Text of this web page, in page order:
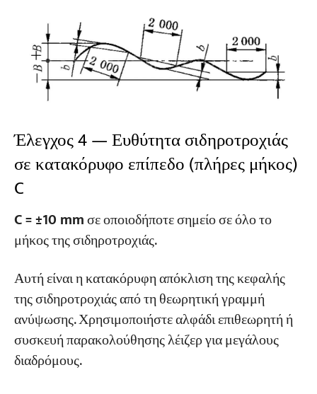
Έλεγχος 4 — Ευθύτητα σιδηροτροχιάς
σε κατακόρυφο επίπεδο (πλήρες μήκος)
C
C = ±10 mmσε οποιοδήποτε σημείο σε όλο το
μήκος της σιδηροτροχιάς.
Αυτή είναι η κατακόρυφη απόκλιση της κεφαλής
της σιδηροτροχιάς από τη θεωρητική γραμμή
ανύψωσης. Χρησιμοποιήστε αλφάδι επιθεωρητή ή
συσκευή παρακολούθησης λέιζερ για μεγάλους
διαδρόμους.